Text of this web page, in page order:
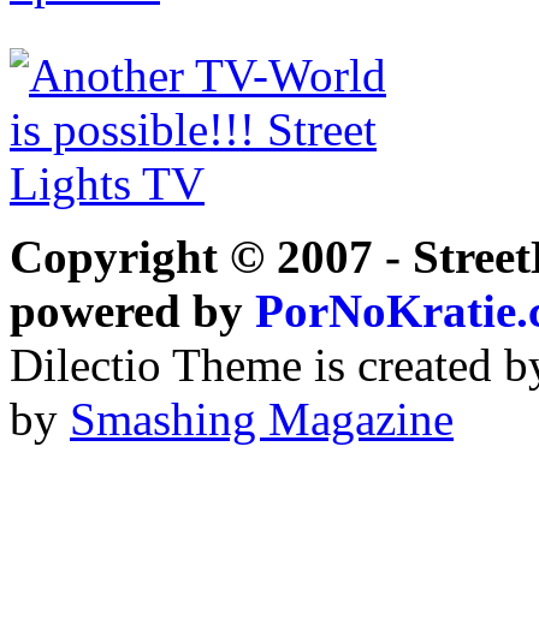
Copyright © 2007 -
powered by
Dilectio Theme is created
by Smashing Magazine